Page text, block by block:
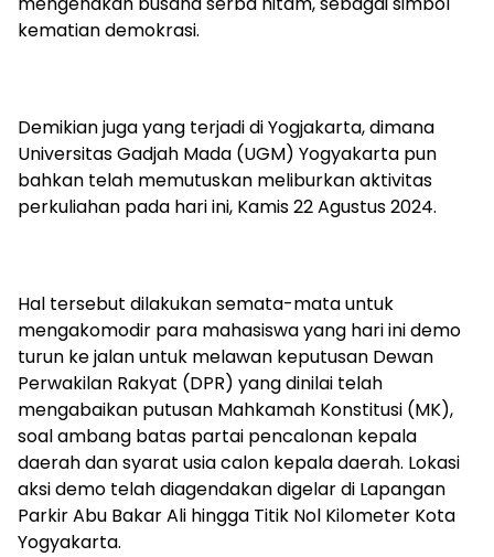
kematian demokrasi.
Demikian juga yang terjadi di Yogjakarta, dimana
Universitas Gadjah Mada (UGM) Yogyakarta pun
bahkan telah memutuskan meliburkan aktivitas
perkuliahan pada hari ini, Kamis 22 Agustus 2024.
Hal tersebut dilakukan semata-mata untuk
mengakomodir para mahasiswa yang hari ini demo
turun ke jalan untuk melawan keputusan Dewan
Perwakilan Rakyat (DPR) yang dinilai telah
mengabaikan putusan Mahkamah Konstitusi (MK),
soal ambang batas partai pencalonan kepala
daerah dan syarat usia calon kepala daerah. Lokasi
aksi demo telah diagendakan digelar di Lapangan
Parkir Abu Bakar Ali hingga Titik Nol Kilometer Kota
Yogyakarta.